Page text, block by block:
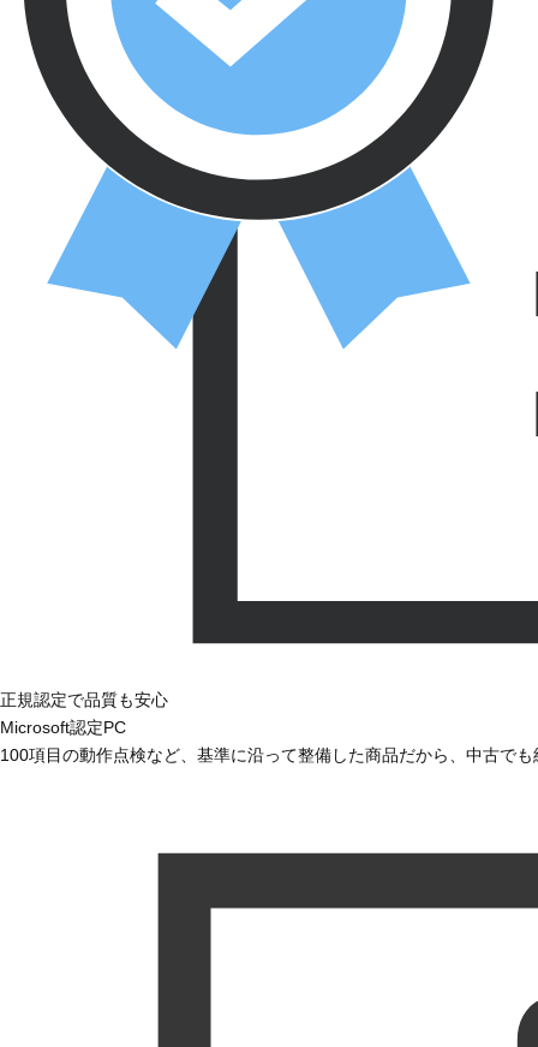
正規認定で品質も安心
Microsoft認定PC
100項目の動作点検など、基準に沿って整備した商品だから、中古で